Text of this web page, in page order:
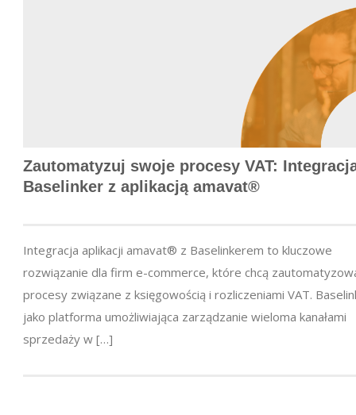
Zautomatyzuj swoje procesy VAT:
Baselinker z aplikacją amavat®
Integracja aplikacji amavat® z Baselinkerem to kluczowe
rozwiązanie dla firm e-commerce, które chcą
procesy związane z księgowością i rozliczeniami VAT.
jako platforma umożliwiająca zarządzanie wieloma kanałami
sprzedaży w […]